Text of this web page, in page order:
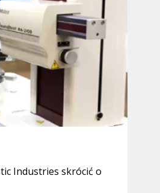
Industries skrócić o